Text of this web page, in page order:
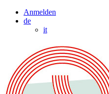
Anmelden
de
it